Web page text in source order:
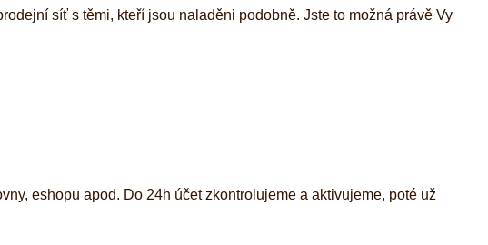
síť s těmi, kteří jsou naladěni podobně. Jste to možná právě Vy
eshopu apod. Do 24h účet zkontrolujeme a aktivujeme, poté už